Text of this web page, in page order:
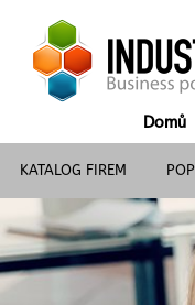
Domů
KATALOG FIREM